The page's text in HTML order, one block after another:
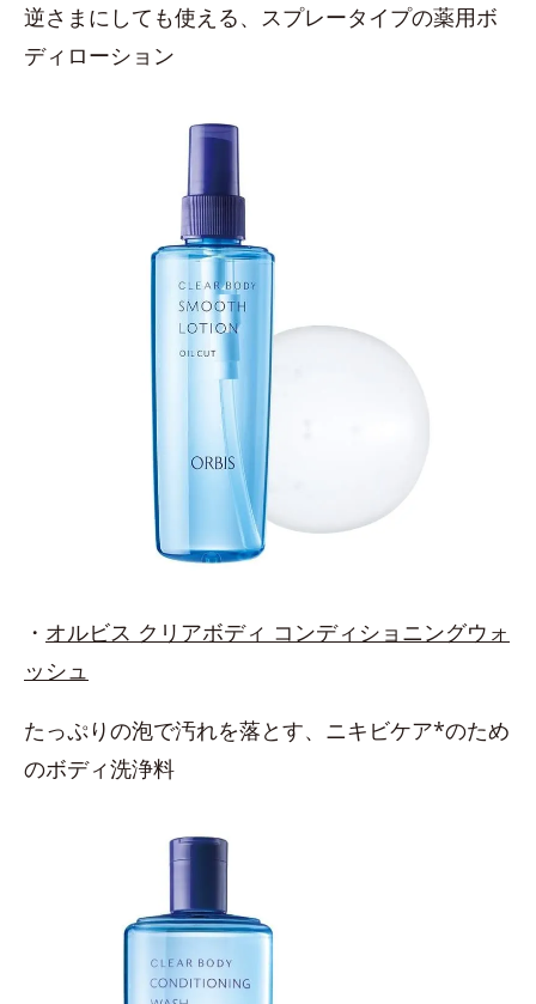
逆さまにしても使える、スプレータイプの薬用ボ
ディローション
・ オルビス クリアボディ コンディショニングウォ
ッシュ
たっぷりの泡で汚れを落とす、ニキビケア*のため
のボディ洗浄料